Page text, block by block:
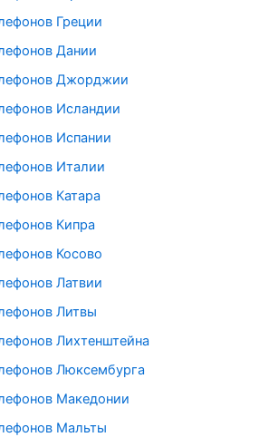
Греции
Дании
Джорджии
Исландии
Испании
Италии
Катара
Кипра
Косово
Латвии
Литвы
Лихтенштейна
Люксембурга
Македонии
Мальты